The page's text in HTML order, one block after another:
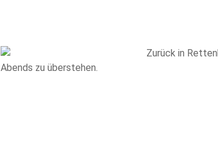
Zurück in
Abends zu überstehen.